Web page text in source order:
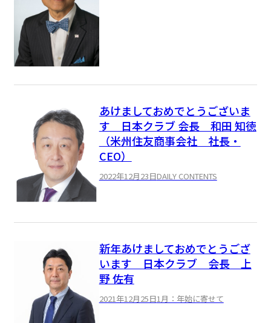
あけましておめでとうございま
す 日本クラブ 会長 和田 知徳
（米州住友商事会社 社長・
CEO）
2022年12月23日DAILY CONTENTS
新年あけましておめでとうござ
います 日本クラブ 会長 上
野 佐有
2021年12月25日1月：年始に寄せて